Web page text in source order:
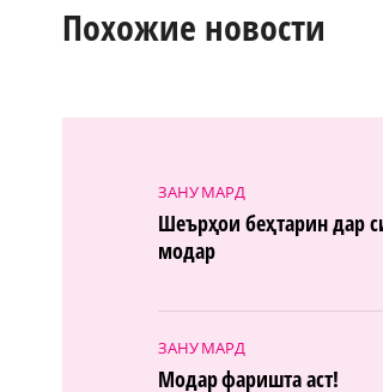
Похожие новости
ЗАНУ МАРД
Шеърҳои беҳтарин дар
модар
ЗАНУ МАРД
Модар фаришта аст!